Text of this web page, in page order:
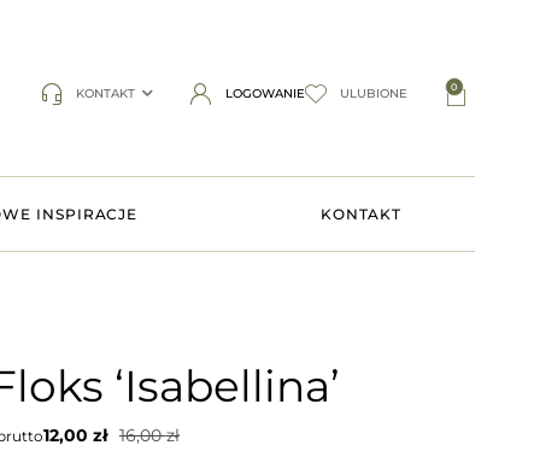
KONTAKT LOGOWANIE ULUBIONE 0
INSPIRACJE KONTAKT
‘Isabellina’
16,00zł
12,00 zł